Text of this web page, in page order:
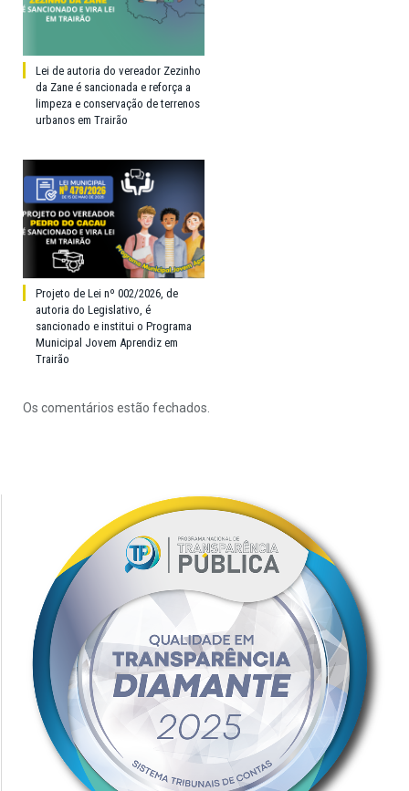
Lei de autoria do vereador Zezinho
da Zane é sancionada e reforça a
limpeza e conservação de terrenos
urbanos em Trairão
Projeto de Lei nº 002/2026, de
autoria do Legislativo, é
sancionado e institui o Programa
Municipal Jovem Aprendiz em
Trairão
Os comentários estão fechados.